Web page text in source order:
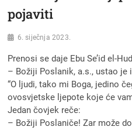
pojaviti
6. siječnja 2023.
Prenosi se daje Ebu Se’id el-
– Božiji Poslanik, a.s., ustao
“O ljudi, tako mi Boga, jedino
ovosvjetske ljepote koje će
Jedan čovjek reče:
– Božiji Poslaniče! Zar može